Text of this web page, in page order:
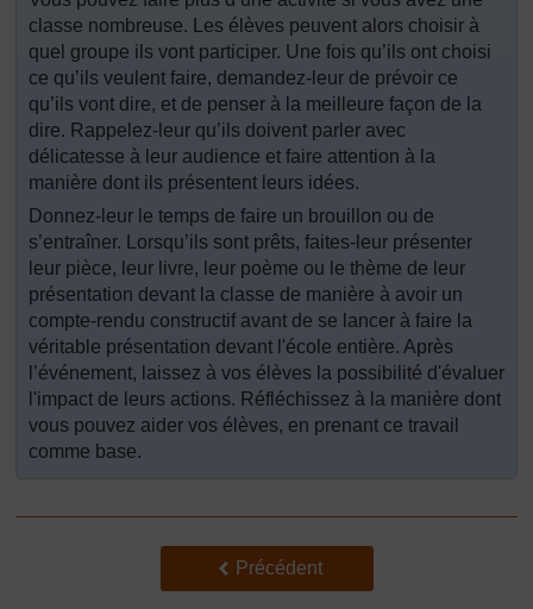
classe nombreuse. Les élèves peuvent alors choisir à
quel groupe ils vont participer. Une fois qu’ils ont choisi
ce qu’ils veulent faire, demandez-leur de prévoir ce
qu’ils vont dire, et de penser à la meilleure façon de la
dire. Rappelez-leur qu’ils doivent parler avec
délicatesse à leur audience et faire attention à la
manière dont ils présentent leurs idées.
Donnez-leur le temps de faire un brouillon ou de
s’entraîner. Lorsqu’ils sont prêts, faites-leur présenter
leur pièce, leur livre, leur poème ou le thème de leur
présentation devant la classe de manière à avoir un
compte-rendu constructif avant de se lancer à faire la
véritable présentation devant l'école entière. Après
l’événement, laissez à vos élèves la possibilité d'évaluer
l'impact de leurs actions. Réfléchissez à la manière dont
vous pouvez aider vos élèves, en prenant ce travail
comme base.
Précédent
Précédent